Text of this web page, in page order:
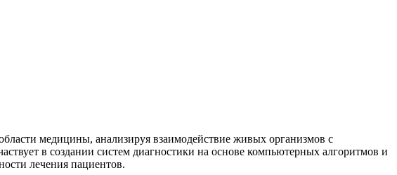
медицины, анализируя взаимодействие живых организмов с
в создании систем диагностики на основе компьютерных алгоритмов и
лечения пациентов.